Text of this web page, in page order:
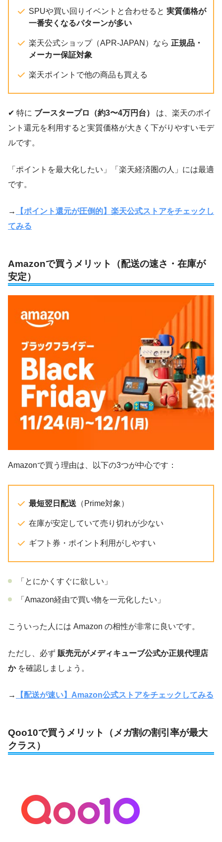
SPUや買い回りイベントと合わせると 実質価格が
一番安くなるパターンが多い
楽天公式ショップ（APR-JAPAN）なら 正規品・
メーカー保証対象
楽天ポイントで他の商品も買える
✔ 特に ブースタープロ（約3〜4万円台）
は、楽天のポイ
ント還元を利用すると実質価格が大きく下がりやすいモデ
ルです。
「ポイントを最大化したい」「楽天経済圏の人」には最適
です。
→
【ポイント還元が圧倒的】楽天公式ストアをチェックし
てみる
Amazonで買うメリット（配送の速さ・在庫が
安定）
Amazonで買う理由は、以下の3つが中心です：
最短翌日配送 （Prime対象）
在庫が安定していて売り切れが少ない
ギフト券・ポイント利用がしやすい
「とにかくすぐに欲しい」
「Amazon経由で買い物を一元化したい」
こういった人には Amazon の相性が非常に良いです。
ただし、必ず 販売元がメディキューブ公式か正規代理店
かを確認しましょう。
→ 【配送が速い】Amazon公式ストアをチェックしてみる
Qoo10で買うメリット（メガ割の割引率が最大
クラス）